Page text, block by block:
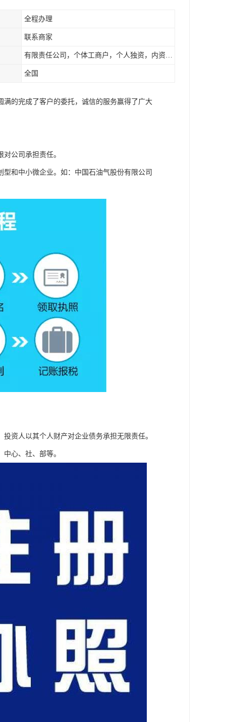
全程办理
联系商家
有限责任公司，个体工商户，个人独资，内资，外资
全国
的完成了客户的委托，诚信的服务赢得了广大
公司承担责任。
和中小微企业。如：中国石油气股份有限公司
资人以其个人财产对企业债务承担无限责任。
心、社、部等。